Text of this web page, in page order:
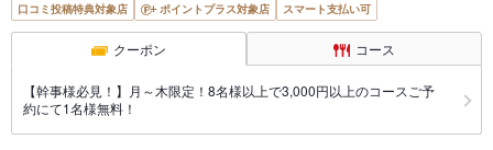
口コミ投稿特典対象店 ポイントプラス対象店 スマート支払い可
クーポン コース
【幹事様必見！】月～木限定！8名様以上で3,000円以上のコースご予
約にて1名様無料！